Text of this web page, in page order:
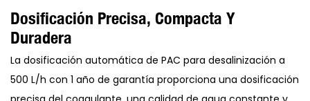
Dosificación Precisa, Compacta Y
Duradera
La dosificación automática de PAC para desalinización a
500 L/h con 1 año de garantía proporciona una dosificación